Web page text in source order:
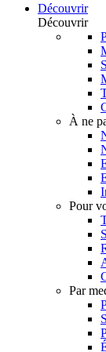
Découvrir
Découvrir
À ne
Pour
Par